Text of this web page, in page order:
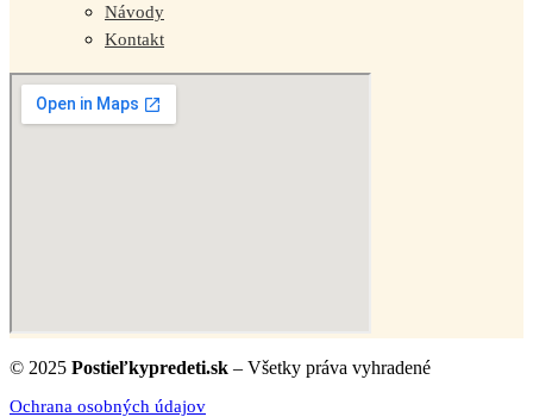
Návody
Kontakt
© 2025 Postieľkypredeti.sk – Všetky práva vyhradené
Ochrana osobných údajov